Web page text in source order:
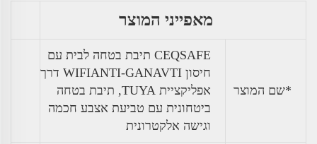
מאפייני המוצר
*שם המוצר
CEQSAFE תיבת בטחה לבית עם
חיסון WIFIANTI-GANAVTI דרך
אפליקציית TUYA, תיבת בטחה
ביטחונית עם טביעת אצבע חכמה
וגישה אלקטרונית